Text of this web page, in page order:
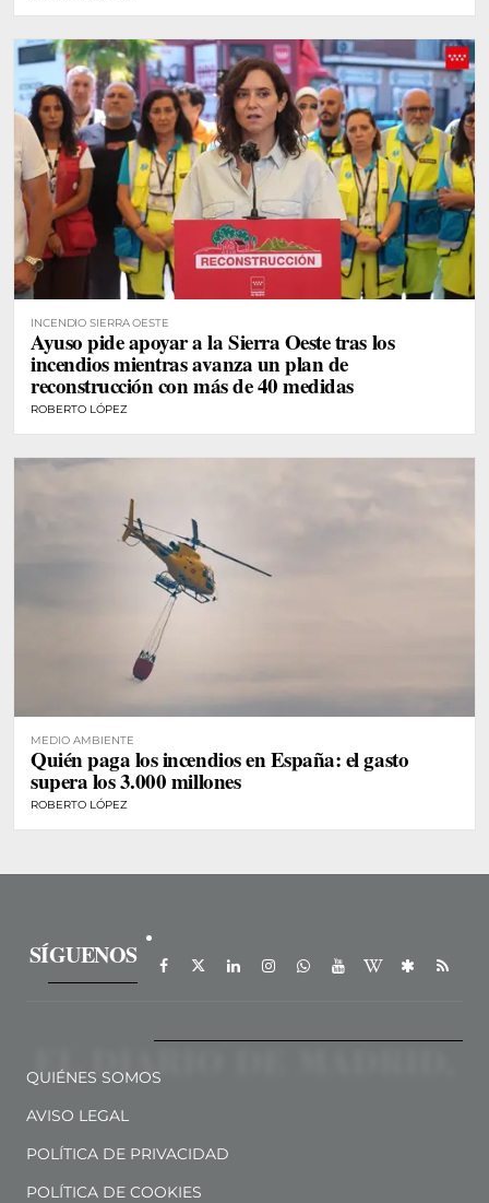
INCENDIO SIERRA OESTE
Ayuso pide apoyar a la Sierra Oeste tras los
incendios mientras avanza un plan de
reconstrucción con más de 40 medidas
ROBERTO LÓPEZ
MEDIO AMBIENTE
Quién paga los incendios en España: el gasto
supera los 3.000 millones
ROBERTO LÓPEZ
SÍGUENOS
QUIÉNES SOMOS
AVISO LEGAL
POLÍTICA DE PRIVACIDAD
POLÍTICA DE COOKIES